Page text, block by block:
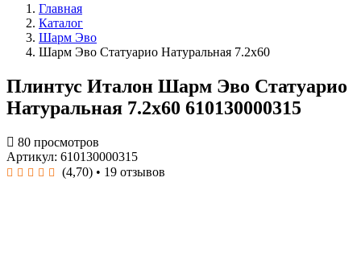
Главная
Каталог
Шарм Эво
Шарм Эво Статуарио Натуральная 7.2x60
Плинтус Италон Шарм Эво Статуарио
Натуральная 7.2x60 610130000315
80 просмотров
Артикул: 610130000315
(4,70) • 19 отзывов